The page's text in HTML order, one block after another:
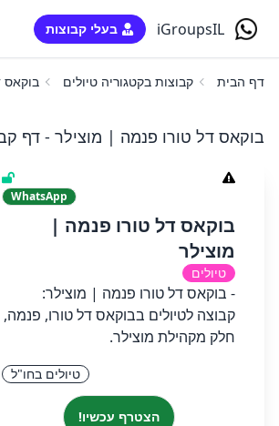
iGroupsIL בעלי קבוצות
דף הבית קבוצות בקטגוריה טיולים בוקאס
בוקאס דל טורו פנמה | מוצילר - דף
WhatsApp
בוקאס דל טורו פנמה |
מוצילר
טיולים
- בוקאס דל טורו פנמה | מוצילר:
קבוצה לטיולים בבוקאס דל טורו, פנמה,
חלק מקהילת מוצילר.
טיולים בחו"ל
הצטרף עכשיו!